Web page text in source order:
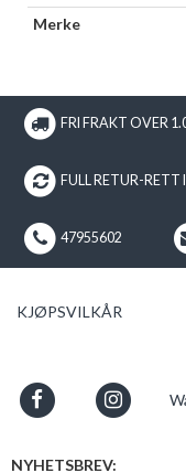
Merke
FRI FRAKT OVER
FULL RETUR-
47955602
KJØPSVILKÅR
NYHETSBREV: